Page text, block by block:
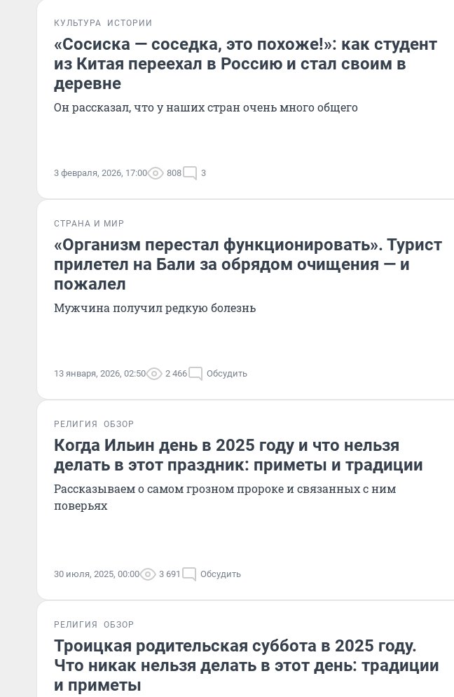
КУЛЬТУРА ИСТОРИИ
«Сосиска — соседка, это похоже!»: как студент
из Китая переехал в Россию и стал своим в
деревне
Он рассказал, что у наших стран очень много общего
3 февраля, 2026, 17:00 808 3
СТРАНА И МИР
«Организм перестал функционировать». Турист
прилетел на Бали за обрядом очищения — и
пожалел
Мужчина получил редкую болезнь
13 января, 2026, 02:50 2 466 Обсудить
РЕЛИГИЯ ОБЗОР
Когда Ильин день в 2025 году и что нельзя
делать в этот праздник: приметы и традиции
Рассказываем о самом грозном пророке и связанных с ним
поверьях
30 июля, 2025, 00:00 3 691 Обсудить
РЕЛИГИЯ ОБЗОР
Троицкая родительская суббота в 2025 году.
Что никак нельзя делать в этот день: традиции
и приметы